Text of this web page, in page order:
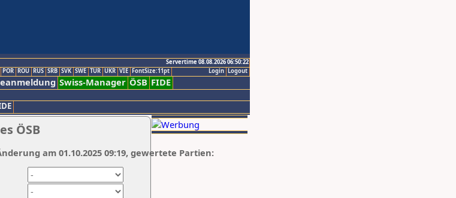
Servertime 08.08.2026 06:50:22
Logout
Login
POR ROU RUS SRB SVK SWE TUR UKR VIE FontSize:11pt
Swiss-Manager ÖSB FIDE
ÖSB
am 01.10.2025 09:19, gewertete Partien: